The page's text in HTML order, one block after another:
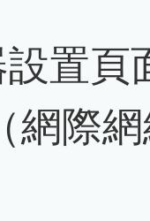
置頁
網際